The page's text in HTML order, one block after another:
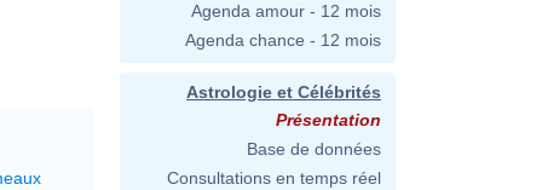
Agenda amour - 12 mois
Agenda chance - 12 mois
Astrologie et Célébrités
Présentation
Base de données
Consultations en temps réel